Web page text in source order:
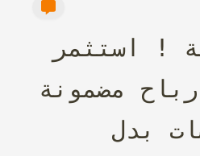
! استثمر
مضمونة
بدل